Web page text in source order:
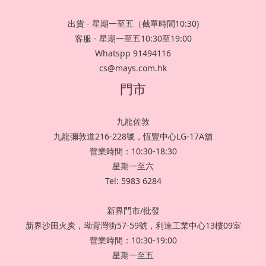
出貨 - 星期一至五（截單時間10:30)
客服 - 星期一至五10:30至19:00
Whatspp 91494116
cs@mays.com.hk
門市
九龍佐敦
九龍彌敦道216-228號，恆豐中心LG-17A舖
營業時間：10:30-18:30
星期一至六
Tel: 5983 6284
新界門市/批發
新界沙田火炭，坳背灣街57-59號，利達工業中心13樓09室
營業時間：10:30-19:00
星期一至五